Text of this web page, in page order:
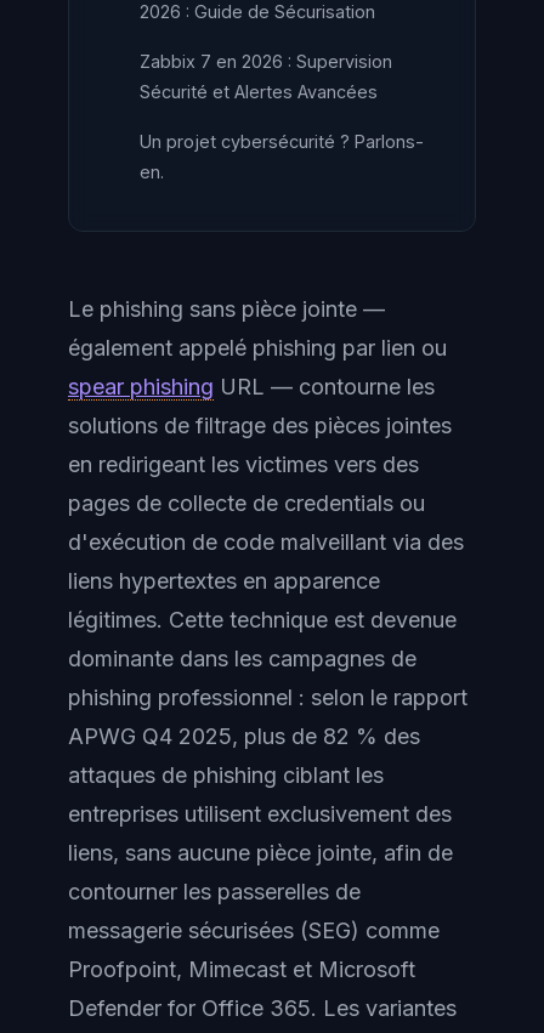
2026 : Guide de Sécurisation
Zabbix 7 en 2026 : Supervision
Sécurité et Alertes Avancées
Un projet cybersécurité ? Parlons-
en.
Le phishing sans pièce jointe —
également appelé phishing par lien ou
spear phishing URL — contourne les
solutions de filtrage des pièces jointes
en redirigeant les victimes vers des
pages de collecte de credentials ou
d'exécution de code malveillant via des
liens hypertextes en apparence
légitimes. Cette technique est devenue
dominante dans les campagnes de
phishing professionnel : selon le rapport
APWG Q4 2025, plus de 82 % des
attaques de phishing ciblant les
entreprises utilisent exclusivement des
liens, sans aucune pièce jointe, afin de
contourner les passerelles de
messagerie sécurisées (SEG) comme
Proofpoint, Mimecast et Microsoft
Defender for Office 365. Les variantes